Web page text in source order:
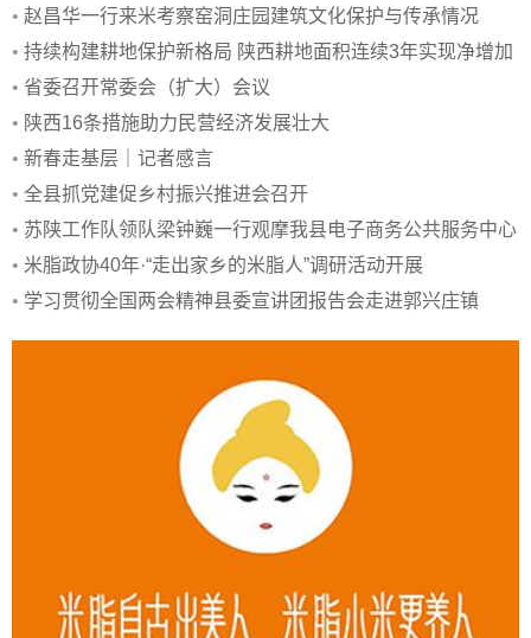
• 赵昌华一行来米考察窑洞庄园建筑文化保护与传承情况
• 持续构建耕地保护新格局 陕西耕地面积连续3年实现净增加
• 省委召开常委会（扩大）会议
• 陕西16条措施助力民营经济发展壮大
• 新春走基层｜记者感言
• 全县抓党建促乡村振兴推进会召开
• 苏陕工作队领队梁钟巍一行观摩我县电子商务公共服务中心
• 米脂政协40年·“走出家乡的米脂人”调研活动开展
• 学习贯彻全国两会精神县委宣讲团报告会走进郭兴庄镇